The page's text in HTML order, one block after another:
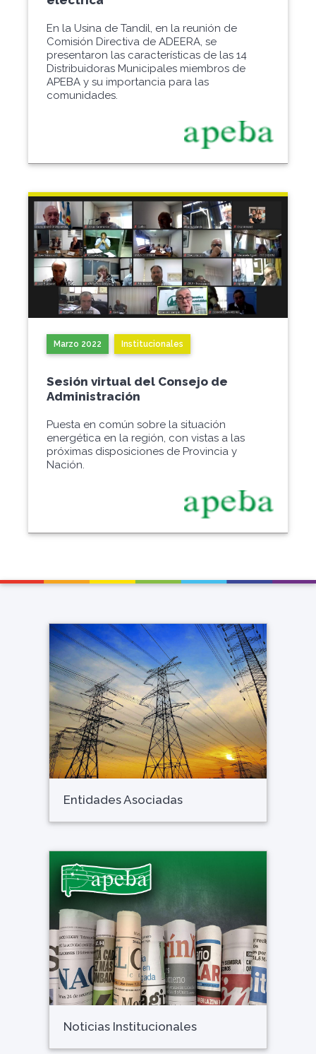
En la Usina de Tandil, en la reunión de
Comisión Directiva de ADEERA, se
presentaron las características de las 14
Distribuidoras Municipales miembros de
APEBA y su importancia para las
comunidades.
Marzo 2022 Institucionales
Sesión virtual del Consejo de
Administración
Puesta en común sobre la situación
energética en la región, con vistas a las
próximas disposiciones de Provincia y
Nación.
Entidades Asociadas
Noticias Institucionales